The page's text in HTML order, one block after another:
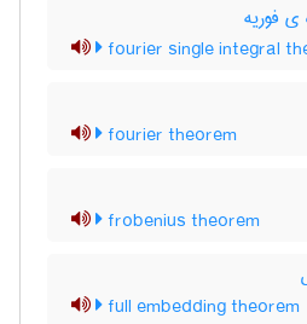
ی فوریه
fourier single integral
fourier theorem
frobenius theorem
full embedding theorem